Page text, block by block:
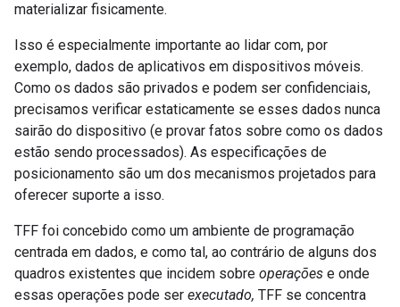
materializar fisicamente.
Isso é especialmente importante ao lidar com, por
exemplo, dados de aplicativos em dispositivos móveis.
Como os dados são privados e podem ser confidenciais,
precisamos verificar estaticamente se esses dados nunca
sairão do dispositivo (e provar fatos sobre como os dados
estão sendo processados). As especificações de
posicionamento são um dos mecanismos projetados para
oferecer suporte a isso.
TFF foi concebido como um ambiente de programação
centrada em dados, e como tal, ao contrário de alguns dos
quadros existentes que incidem sobre operações e onde
essas operações pode ser executado, TFF se concentra